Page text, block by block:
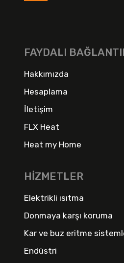
FAYDALI
Hakkımızda
Hesaplama
İletişim
FLX Heat
Heat my Home
HIZMETLER
Elektrikli ısıtma
Donmaya karşı koruma
Kar ve buz eritme
Endüstri